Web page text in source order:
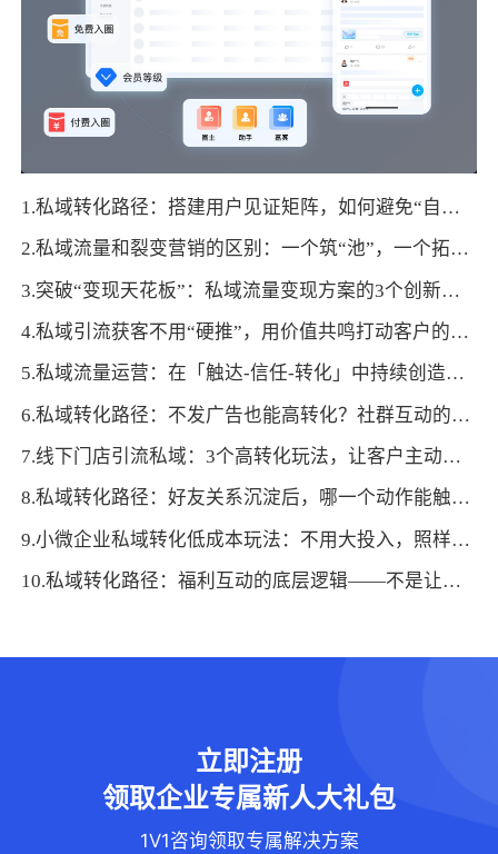
1.私域转化路径：搭建用户见证矩阵，如何避免“自说自话”的尴尬？
2.私域流量和裂变营销的区别：一个筑“池”，一个拓“路”
3.突破“变现天花板”：私域流量变现方案的3个创新维度
4.私域引流获客不用“硬推”，用价值共鸣打动客户的6个方法
5.私域流量运营：在「触达-信任-转化」中持续创造价值的路径解析
6.私域转化路径：不发广告也能高转化？社群互动的3个关键转折点
7.线下门店引流私域：3个高转化玩法，让客户主动留存
8.私域转化路径：好友关系沉淀后，哪一个动作能触发用户主动下单？
9.小微企业私域转化低成本玩法：不用大投入，照样实现高产出
10.私域转化路径：福利互动的底层逻辑——不是让利，而是让用户“想回报”
立即注册
领取企业专属新人大礼包
1V1咨询领取专属解决方案